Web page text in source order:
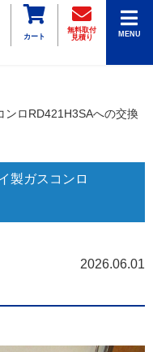
カート
無料取付
見積り
MENU
ンロRD421H3SAへの交換
製ガスコンロ
2026.06.01